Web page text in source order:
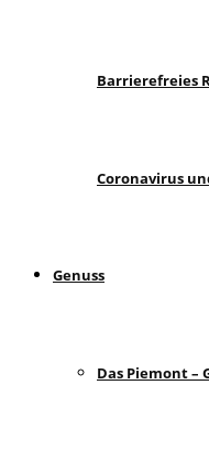
Barrierefreies
Coronavirus
Genuss
Das Piemont